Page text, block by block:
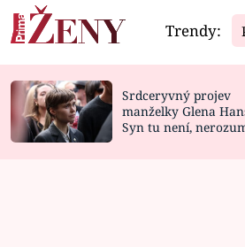
NA
Video
CELEBRITY
VAŘENÍ
Trendy:
Srdceryvný projev
manželky Glena
Syn tu není,